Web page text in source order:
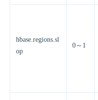
hbase.regions.sl
op
0～1